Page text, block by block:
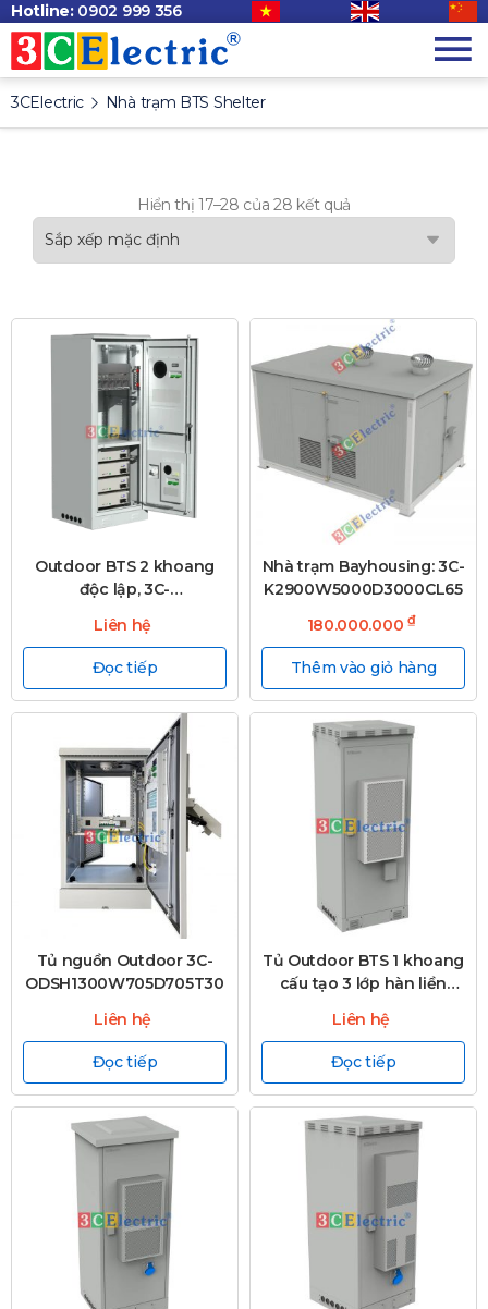
Hotline: 0902 999 356
3CElectric Nhà trạm BTS Shelter
Hiển thị 17–28 của 28 kết quả
Outdoor BTS 2 khoang
độc lập, 3C-
M
Liên hệ
Đọc tiếp
Nhà trạm Bayhousing: 3C-
K2900W5000D3000CL65
180.000.000 ₫
Thêm vào giỏ hàng
Tủ nguồn Outdoor 3C-
ODSH1300W705D705T30
Liên hệ
Đọc tiếp
Tủ Outdoor BTS 1 khoang
cấu tạo 3 lớp hàn liền
OD2120WD750T30-M
Liên hệ
Đọc tiếp